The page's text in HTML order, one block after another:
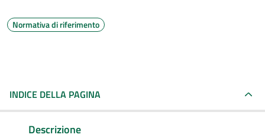
Normativa di riferimento
INDICE DELLA PAGINA
Descrizione